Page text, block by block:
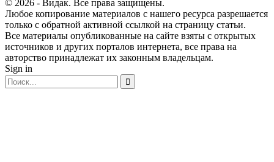
© 2026 - Видак. Все права защищены.
Любое копирование материалов с нашего ресурса разрешается
только с обратной активной ссылкой на страницу статьи.
Все материалы опубликованные на сайте взяты с открытых
источников и других порталов интернета, все права на
авторство принадлежат их законным владельцам.
Sign in